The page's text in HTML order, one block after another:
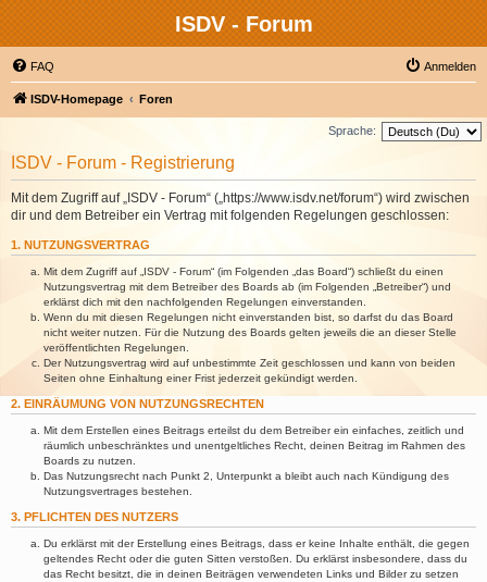
ISDV - Forum
FAQ Anmelden
ISDV-Homepage Foren
Sprache:
ISDV - Forum - Registrierung
Mit dem Zugriff auf „ISDV - Forum“ („https://www.isdv.net/forum“) wird zwischen
dir und dem Betreiber ein Vertrag mit folgenden Regelungen geschlossen:
1. NUTZUNGSVERTRAG
Mit dem Zugriff auf „ISDV - Forum“ (im Folgenden „das Board“) schließt du einen
Nutzungsvertrag mit dem Betreiber des Boards ab (im Folgenden „Betreiber“) und
erklärst dich mit den nachfolgenden Regelungen einverstanden.
Wenn du mit diesen Regelungen nicht einverstanden bist, so darfst du das Board
nicht weiter nutzen. Für die Nutzung des Boards gelten jeweils die an dieser Stelle
veröffentlichten Regelungen.
Der Nutzungsvertrag wird auf unbestimmte Zeit geschlossen und kann von beiden
Seiten ohne Einhaltung einer Frist jederzeit gekündigt werden.
2. EINRÄUMUNG VON NUTZUNGSRECHTEN
Mit dem Erstellen eines Beitrags erteilst du dem Betreiber ein einfaches, zeitlich und
räumlich unbeschränktes und unentgeltliches Recht, deinen Beitrag im Rahmen des
Boards zu nutzen.
Das Nutzungsrecht nach Punkt 2, Unterpunkt a bleibt auch nach Kündigung des
Nutzungsvertrages bestehen.
3. PFLICHTEN DES NUTZERS
Du erklärst mit der Erstellung eines Beitrags, dass er keine Inhalte enthält, die gegen
geltendes Recht oder die guten Sitten verstoßen. Du erklärst insbesondere, dass du
das Recht besitzt, die in deinen Beiträgen verwendeten Links und Bilder zu setzen